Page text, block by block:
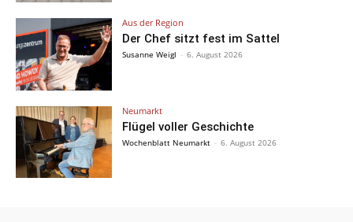
Aus der Region
Der Chef sitzt fest im Sattel
Susanne Weigl - 6. August 2026
Neumarkt
Flügel voller Geschichte
Wochenblatt Neumarkt - 6. August 2026